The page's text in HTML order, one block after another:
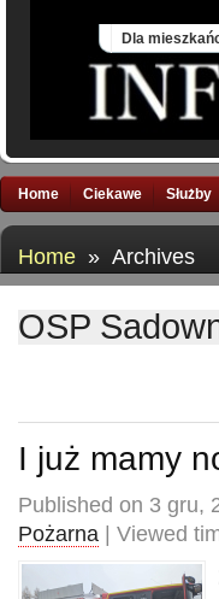
Dla
Home Ciekawe Służby
Home » Archives
OSP
I już mamy
Published on 3 gru,
Pożarna | Viewed